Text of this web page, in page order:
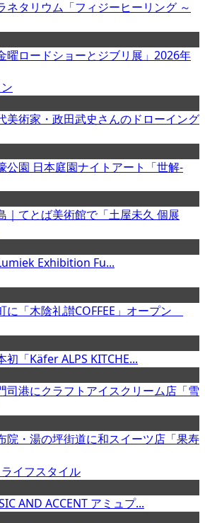
ネタリウム「フィジーヒーリング ～
曜ロードショーとジブリ展」2026年
美術家・政田武史さんのドローイング
公園 日本庭園ナイトアート「世解-
｜てとば美術館で「土屋未久 個展
Exhibition Fu...
に「木陰礼讃COFFEE」オープン
初「Käfer ALPS KITCHE...
司港にクラフトアイスクリーム店「雪
院・湯の坪街道に和スイーツ店「果寿
イフスタイル
AND ACCENT アミュプ...